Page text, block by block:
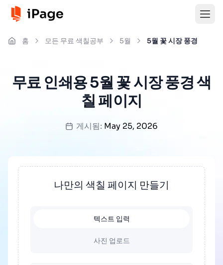
홈 모든 무료 색칠공부 5월 5월 꽃 시장 풍경
무료 인쇄용 5월 꽃 시장 풍경 색
칠 페이지
게시됨: May 25, 2026
나만의 색칠 페이지 만들기
텍스트 입력
사진 업로드